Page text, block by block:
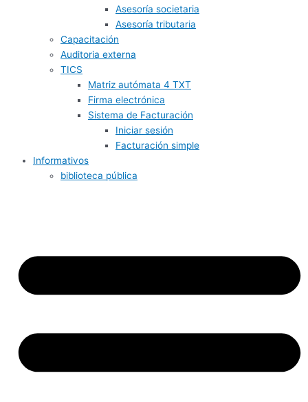
Asesoría societaria
Asesoría tributaria
Capacitación
Auditoria externa
TICS
Matriz autómata 4 TXT
Firma electrónica
Sistema de Facturación
Iniciar sesión
Facturación simple
Informativos
biblioteca pública